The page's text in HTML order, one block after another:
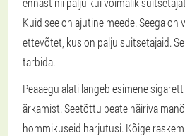
Kuid see on ajutine meede. Seega on
ettevõtet, kus on palju suitsetajaid.
tarbida.
Peaaegu alati langeb esimene
ärkamist. Seetõttu peate häiriva
hommikuseid harjutusi. Kõige